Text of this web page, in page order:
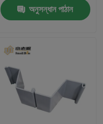
পিল
অনুসন্ধান পাঠান